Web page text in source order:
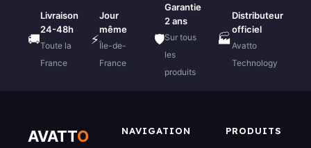
🚚
Livraison
24-48h
Toute la
France
⚡
Jour
même
Île-de-
France
🛡️
Garantie
2 ans
Sur tous
les
produits
🏭
Distributeur
officiel
Avatto
Technology
AVATTO
NAVIGATION PRODUITS